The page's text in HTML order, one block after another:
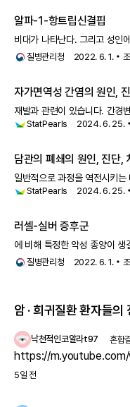
알파-1-항트립신결핍
비대가 나타난다. 그리고 성인
원인을 알 수 없는 특발성 간경
질병관리청 2022. 6. 1.
자가면역성 간염의 원인,
재발과 관련이 있습니다. 간경
내시경 검사를 수행해야 합니
자가면역 간
StatPearls 2024. 6. 25.
담관의 폐쇄의 원인, 진단,
일반적으로 과정을 역전시키는 데 필요합니다.
간에서 악성 변화가 보고되었
StatPearls 2024. 6. 25.
러셀-실버 증후군
에 비해 특정한 악성 종양이
증후군 환자에서 발생위험이
질병관리청 2022. 6. 1.
암 · 희귀질환 환자들의
낙천적인코알라t97 혼합
https://
5일 전